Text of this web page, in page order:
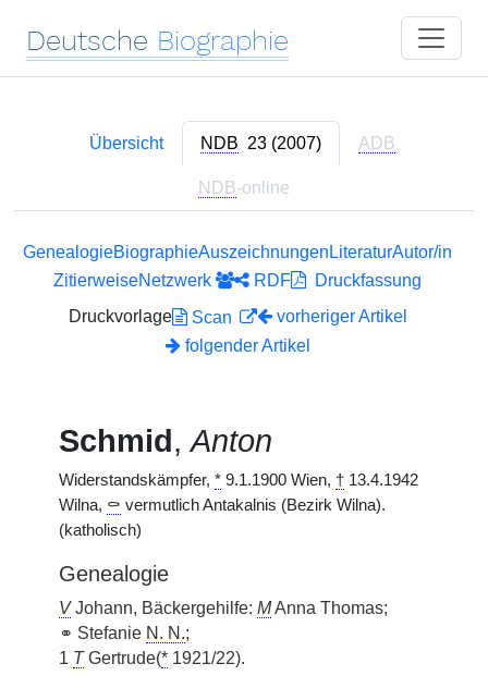
Deutsche Biographie
Übersicht NDB 23 (2007) ADB
NDB-online
GenealogieBiographieAuszeichnungen LiteraturAutor/in
ZitierweiseNetzwerk RDF
Druckfassung
Druckvorlage
Scan
vorheriger Artikel
folgender Artikel
Schmid,Anton
Widerstandskämpfer, * 9.1.1900 Wien, † 13.4.1942
Wilna, ⚰ vermutlich Antakalnis (Bezirk Wilna).
(katholisch)
Genealogie
VJohann, Bäckergehilfe: MAnna Thomas;
⚭ Stefanie N. N.;
1 TGertrude(* 1921/22).